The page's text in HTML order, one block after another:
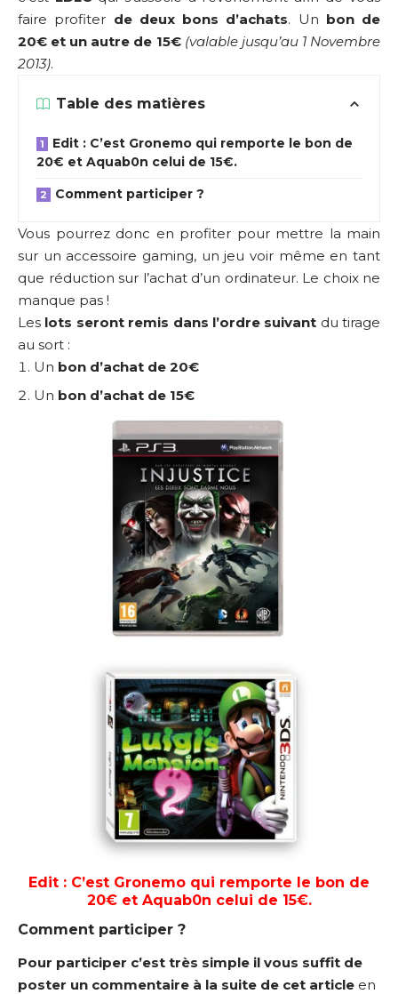
faire profiter de deux bons d’achats. Un bon de
20€ et un autre de 15€ (valable jusqu’au 1 Novembre
2013).
Table des matières
Edit : C’est Gronemo qui remporte le bon de
20€ et Aquab0n celui de 15€.
Comment participer ?
Vous pourrez donc en profiter pour mettre la main
sur un accessoire gaming, un jeu voir même en tant
que réduction sur l’achat d’un ordinateur. Le choix ne
manque pas !
Les lots seront remis dans l’ordre suivant du tirage
au sort :
Un bon d’achat de 20€
Un bon d’achat de 15€
Edit : C’est Gronemo qui remporte le bon de
20€ et Aquab0n celui de 15€.
Comment participer ?
Pour participer c’est très simple il vous suffit de
poster un commentaire à la suite de cet article en